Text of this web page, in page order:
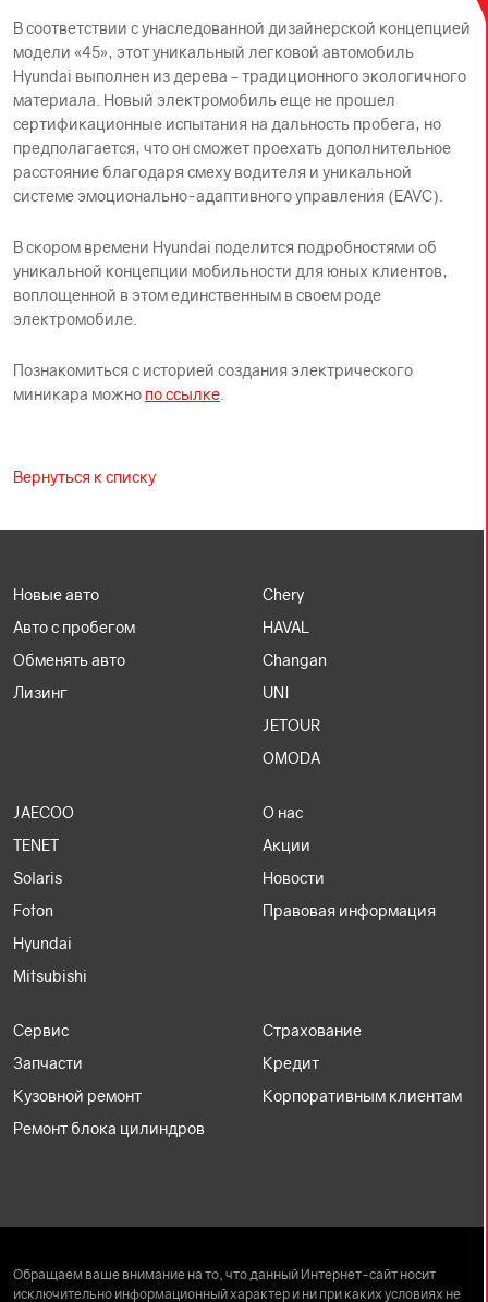
В соответствии с унаследованной дизайнерской концепцией
модели «45», этот уникальный легковой автомобиль
Hyundai выполнен из дерева – традиционного экологичного
материала. Новый электромобиль еще не прошел
сертификационные испытания на дальность пробега, но
предполагается, что он сможет проехать дополнительное
расстояние благодаря смеху водителя и уникальной
системе эмоционально-адаптивного управления (EAVC).
В скором времени Hyundai поделится подробностями об
уникальной концепции мобильности для юных клиентов,
воплощенной в этом единственным в своем роде
электромобиле.
Познакомиться с историей создания электрического
миникара можно по ссылке
Вернуться к списку
Новые авто
Авто с пробегом
Обменять авто
Лизинг
Chery
HAVAL
Changan
UNI
JETOUR
OMODA
JAECOO
TENET
Solaris
Foton
Hyundai
Mitsubishi
О нас
Акции
Новости
Правовая информация
Сервис
Запчасти
Кузовной ремонт
Ремонт блока цилиндров
Страхование
Кредит
Корпоративным клиентам
Обращаем ваше внимание на то, что данный Интернет-сайт носит
исключительно информационный характер и ни при каких условиях не